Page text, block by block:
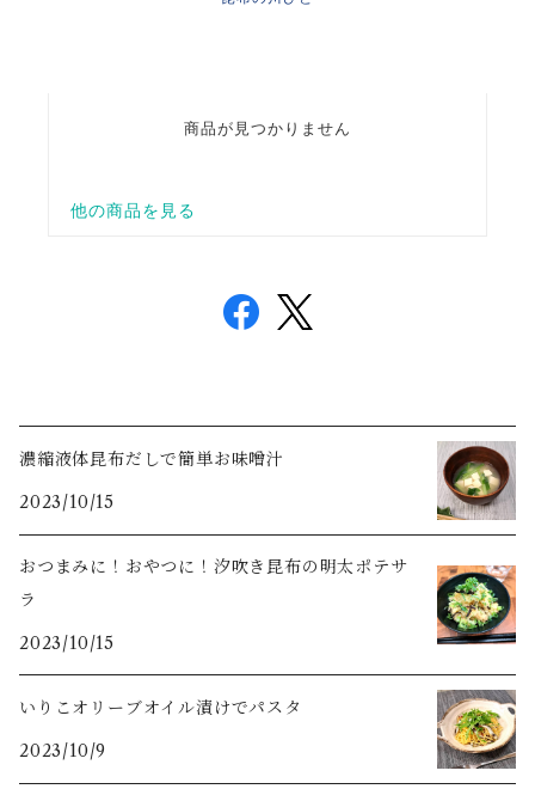
濃縮液体昆布だしで簡単お味噌汁
2023/10/15
おつまみに！おやつに！汐吹き昆布の明太ポテサ
ラ
2023/10/15
いりこオリーブオイル漬けでパスタ
2023/10/9